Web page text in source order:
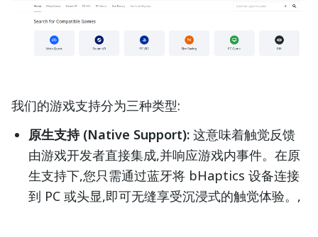
我们的游戏支持分为三种类型:
原生支持 (Native Support): 这意味着触觉反馈
由游戏开发者直接集成,并响应游戏内事件。在原
生支持下,您只需通过蓝牙将 bHaptics 设备连接
到 PC 或头显,即可无缝享受沉浸式的触觉体验。,